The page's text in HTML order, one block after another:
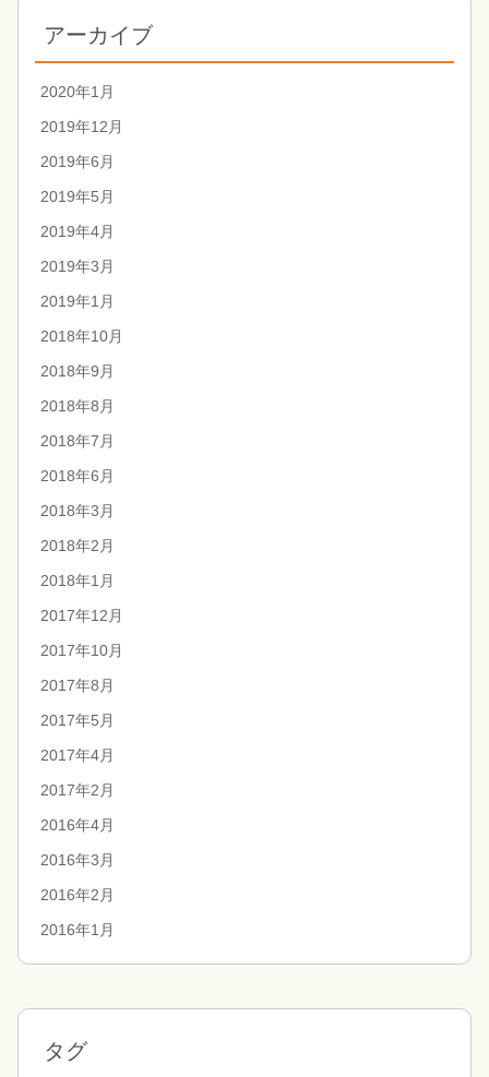
アーカイブ
2020年1月
2019年12月
2019年6月
2019年5月
2019年4月
2019年3月
2019年1月
2018年10月
2018年9月
2018年8月
2018年7月
2018年6月
2018年3月
2018年2月
2018年1月
2017年12月
2017年10月
2017年8月
2017年5月
2017年4月
2017年2月
2016年4月
2016年3月
2016年2月
2016年1月
タグ